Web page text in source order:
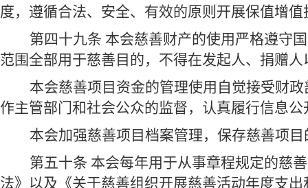
度，遵循合法、安全、有效的原则开展保值增值
第四十九条 本会慈善财产的使用严格遵守
范围全部用于慈善目的，不得在发起人、捐赠
本会慈善项目资金的管理使用自觉接受财
作主管部门和社会公众的监督，认真履行信息
本会加强慈善项目档案管理，保存慈善项
第五十条 本会每年用于从事章程规定的慈
法》以及《关于慈善组织开展慈善活动年度支